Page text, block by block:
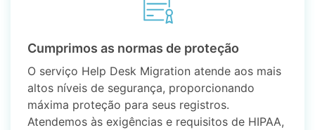
Cumprimos as normas de proteção
O serviço Help Desk Migration atende aos mais
altos níveis de segurança, proporcionando
máxima proteção para seus registros.
Atendemos às exigências e requisitos de HIPAA,